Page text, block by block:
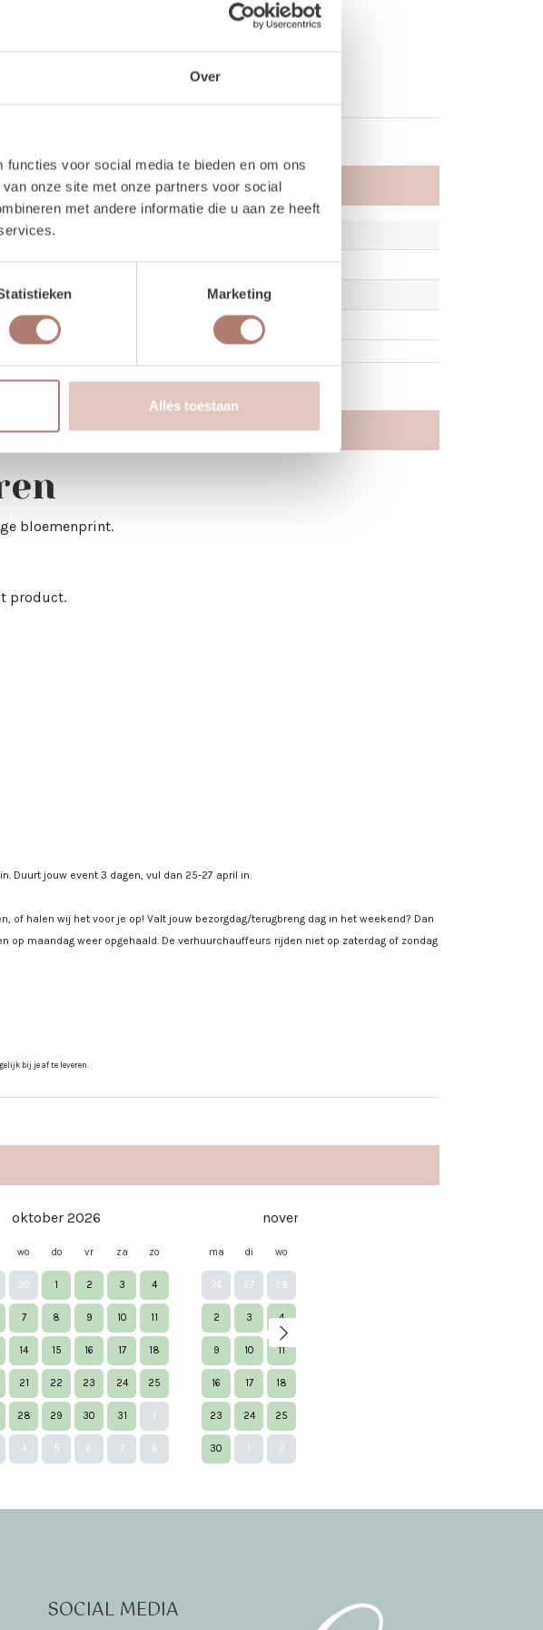
Over
voor social media te bieden en om ons
onze site met onze partners voor social
met andere informatie die u aan ze heeft
Marketing
Alles toestaan
bloemenprint.
product.
Duurt jouw event 3 dagen, vul dan 25-27 april in.
of halen wij het voor je op! Valt jouw bezorgdag/terugbreng dag in het weekend? Dan
op maandag weer opgehaald. De verhuurchauffeurs rijden niet op zaterdag of zondag
bij je af te leveren.
oktober 2026
wo do vr za zo
30 1 2 3 4
7 8 9 10 11
14 15 16 17 18
21 22 23 24 25
28 29 30 31
4 5 6 7 8
november 2026
ma di wo
26 27 28
2 3 4
9 10 11
16 17 18
23 24 25
30 2
Next
SOCIAL MEDIA